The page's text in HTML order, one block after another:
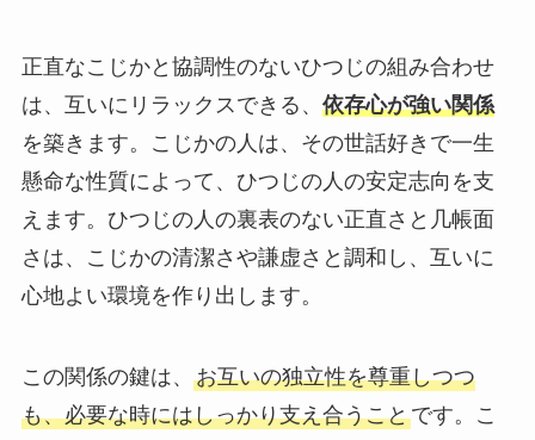
正直なこじかと協調性のないひつじの組み合わせ
は、互いにリラックスできる、 依存心が強い関係
を築きます。こじかの人は、その世話好きで一生
懸命な性質によって、ひつじの人の安定志向を支
えます。ひつじの人の裏表のない正直さと几帳面
さは、こじかの清潔さや謙虚さと調和し、互いに
心地よい環境を作り出します。
この関係の鍵は、 お互いの独立性を尊重しつつ
も、必要な時にはしっかり支え合うことです。こ